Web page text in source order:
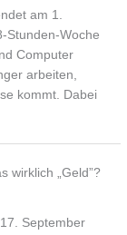
am 1.
Stunden-Woche
Computer
arbeiten,
kommt. Dabei
wirklich „Geld”?
September